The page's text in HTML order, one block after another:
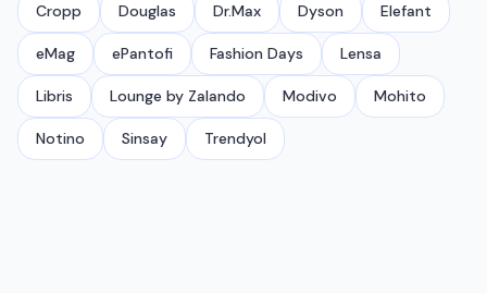
Cropp Douglas Dr.Max Dyson Elefant
eMag ePantofi Fashion Days Lensa
Libris Lounge by Zalando Modivo Mohito
Notino Sinsay Trendyol